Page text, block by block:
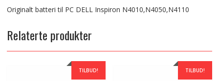
Originalt batteri til PC DELL Inspiron N4010,N4050,N4110
Relaterte produkter
TILBUD! TILBUD!